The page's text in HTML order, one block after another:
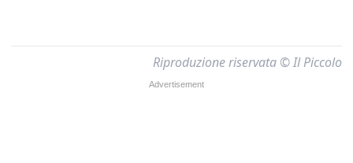
Riproduzione riservata © Il Piccolo